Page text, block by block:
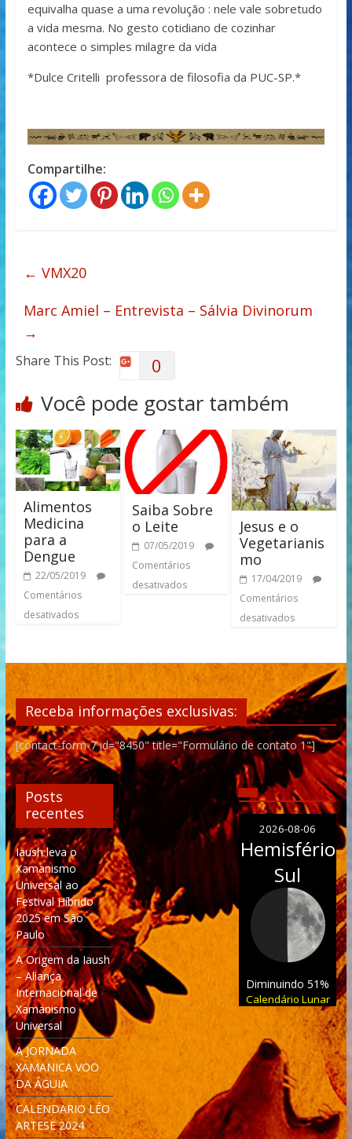
equivalha quase a uma revolução : nele vale sobretudo
a vida mesma. No gesto cotidiano de cozinhar
acontece o simples milagre da vida
*Dulce Critelli professora de filosofia da PUC-SP.*
Compartilhe:
← VMX20
Marc Amiel – Entrevista – Sálvia Divinorum
→
Share This Post: 0
Você pode gostar também
Alimentos
Medicina
para a
Dengue
22/05/2019
Comentários
desativados
Saiba Sobre
o Leite
07/05/2019
Comentários
desativados
Jesus e o
Vegetarianis
mo
17/04/2019
Comentários
desativados
Receba informações exclusivas:
[contact-form-7 id="8450" title="Formulário de contato 1"]
Posts
recentes
Iaush leva o
Xamanismo
Universal ao
Festival Híbrido
2025 em São
Paulo
A Origem da Iaush
– Aliança
Internacional de
Xamanismo
Universal
A JORNADA
XAMANICA VOO
DA ÁGUIA
CALENDARIO LÉO
ARTESE 2024
2026-08-06
Hemisfério
Sul
Diminuindo 51%
Calendário Lunar